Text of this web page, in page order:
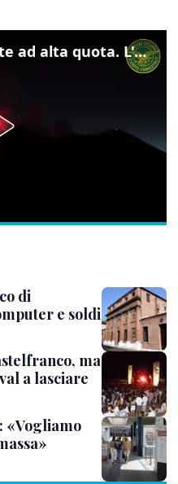
Etna, esplosioni e colate ad alta quota. L'aeroporto di Catania verso la normalità
di
e soldi
ma
a lasciare
«Vogliamo